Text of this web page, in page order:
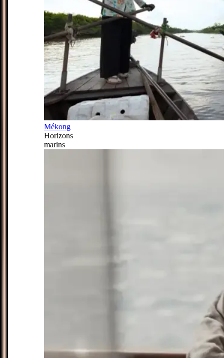
Mékong
Horizons
marins